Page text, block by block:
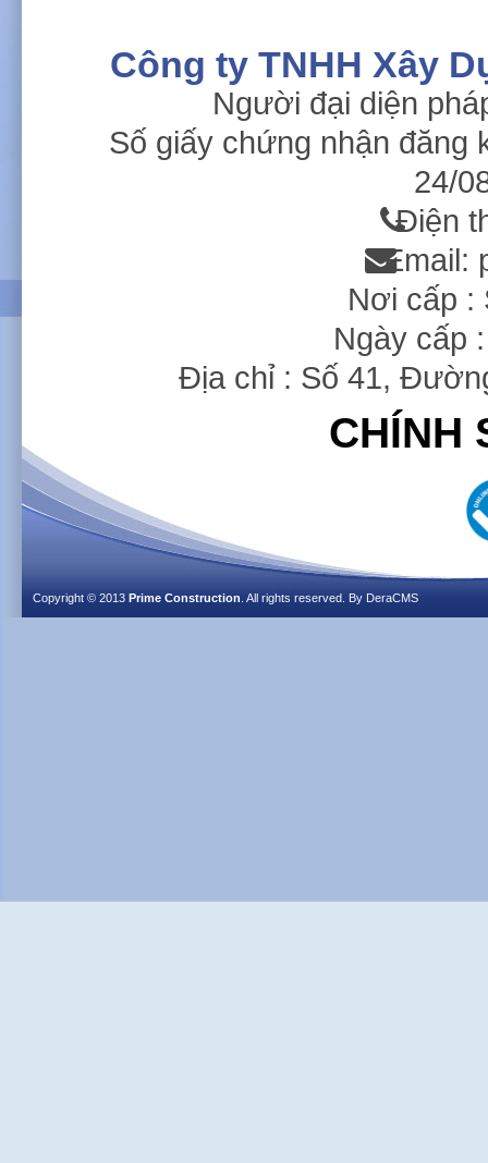
Công ty TNHH Xây
Người đại diện
Số giấy chứng nhận đăng
24/
Điện
Email:
Nơi cấp :
Ngày cấp
Địa chỉ : Số 41,
CHÍNH
Copyright © 2013 Prime Construction . All rights reserved. By DeraCMS